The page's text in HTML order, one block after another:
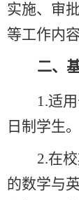
实施、审
等工作内容
二、
1.适
日制学生。
2.在
的数学与